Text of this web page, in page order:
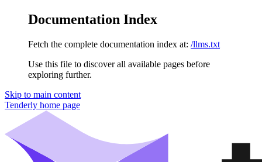
Documentation Index
Fetch the complete documentation index at: /llms.txt
Use this file to discover all available pages before
exploring further.
Skip to main content
Tenderly home page